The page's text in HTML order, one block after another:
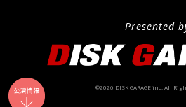
Presented
©2026 DISK GARAGE inc. All